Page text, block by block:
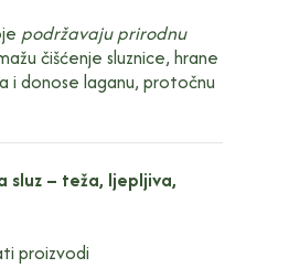
podržavaju prirodnu
čišćenje sluznice, hrane
i donose laganu, protočnu
sluz – teža, ljepljiva,
proizvodi